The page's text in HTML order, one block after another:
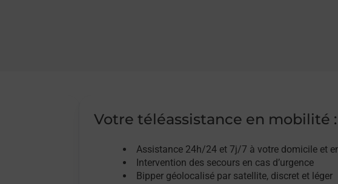
Votre téléassistance en mobilité :
Assistance 24h/24 et 7j/7 à votre domicile et
Intervention des secours en cas d’urgence
Bipper géolocalisé par satellite, discret et léger